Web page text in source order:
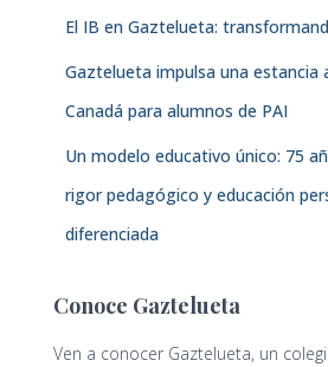
El IB en Gaztelueta:
Gaztelueta impulsa una estancia
Canadá para alumnos de PAI
Un modelo educativo único: 75
rigor pedagógico y educación
diferenciada
Conoce Gaztelueta
Ven a conocer Gaztelueta, un